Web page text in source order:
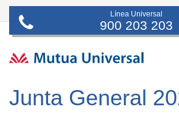
Línea Universal
900 203 203
Junta General